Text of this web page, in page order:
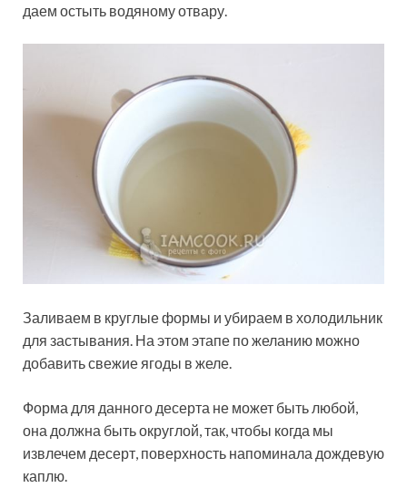
даем остыть водяному отвару.
Заливаем в круглые формы и убираем в холодильник
для застывания. На этом этапе по желанию можно
добавить свежие ягоды в желе.
Форма для данного десерта не может быть любой,
она должна быть округлой, так, чтобы когда мы
извлечем десерт, поверхность напоминала дождевую
каплю.